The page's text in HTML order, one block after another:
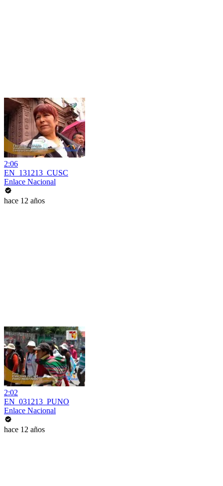
2:06
EN_131213_CUSC
Enlace Nacional
hace 12 años
2:02
EN_031213_PUNO
Enlace Nacional
hace 12 años